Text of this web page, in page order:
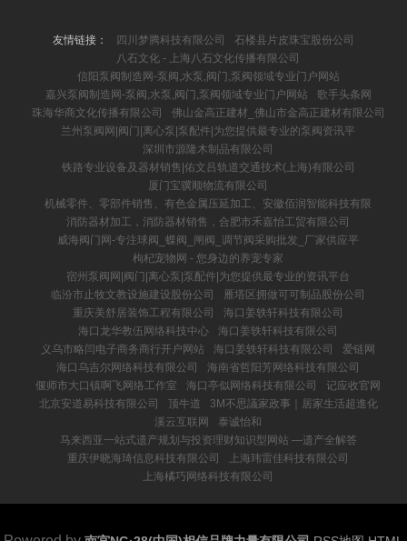
友情链接： 四川梦腾科技有限公司
石楼县片皮珠宝股份公司
八石文化 - 上海八石文化传播有限公司
信阳泵阀制造网-泵阀,水泵,阀门,泵阀领域专业门户网站
嘉兴泵阀制造网-泵阀,水泵,阀门,泵阀领域专业门户网站
歌手头条网
珠海华商文化传播有限公司
佛山金高正建材_佛山市金高正建材有限公司
兰州泵阀网|阀门|离心泵|泵配件|为您提供最专业的泵阀资讯平
深圳市源隆木制品有限公司
铁路专业设备及器材销售|佑文吕轨道交通技术(上海)有限公司
厦门宝骥顺物流有限公司
机械零件、零部件销售、有色金属压延加工、安徽佰润智能科技有限
消防器材加工，消防器材销售，合肥市禾嘉怡工贸有限公司
威海阀门网-专注球阀_蝶阀_闸阀_调节阀采购批发_厂家供应平
枸杞宠物网 - 您身边的养宠专家
宿州泵阀网|阀门|离心泵|泵配件|为您提供最专业的资讯平台
临汾市止牧文教设施建设股份公司
雁塔区拥做可可制品股份公司
重庆美舒居装饰工程有限公司
海口姜轶轩科技有限公司
海口龙华教伍网络科技中心
海口姜轶轩科技有限公司
义乌市略闫电子商务商行开户网站
海口姜轶轩科技有限公司
爱链网
海口乌吉尔网络科技有限公司
海南省哲阳芳网络科技有限公司
偃师市大口镇啊飞网络工作室
海口亭似网络科技有限公司
记应收官网
北京安道易科技有限公司
顶牛道
3M不思議家政事｜居家生活超進化
溪云互联网
泰诚怡和
马来西亚一站式遗产规划与投资理财知识型网站 —遗产全解答
重庆伊晓海琦信息科技有限公司
上海玮雷佳科技有限公司
上海橘巧网络科技有限公司